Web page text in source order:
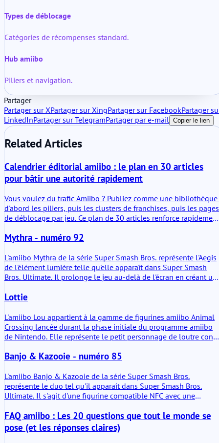
Types de déblocage
Catégories de récompenses standard.
Hub amiibo
Piliers et navigation.
Partager
Partager sur XPartager sur XingPartager sur FacebookPartager
LinkedInPartager sur TelegramPartager par e-mail Copier le lien
Related Articles
Calendrier éditorial amiibo : le plan en 30 articles
pour bâtir une autorité rapidement
Vous voulez du trafic Amiibo ? Publiez comme une bibliothèque
d'abord les piliers, puis les clusters de franchises, puis les pages
de déblocage par jeu. Ce plan de 30 articles renforce rapidement
Mythra - numéro 92
L'amiibo Mythra de la série Super Smash Bros. représente l'Aegis
de l'élément lumière telle qu'elle apparaît dans Super Smash
Bros. Ultimate. Il prolonge le jeu au-delà de l'écran en créant un
entraîné, stocké et transféré. La valeur ajoutée ne réside pas
figurine devient un partenaire CPU évolutif qui se développe en
fonction de l'interaction avec le joueur.
Lottie
L'amiibo Lou appartient à la gamme de figurines amiibo Animal
Crossing lancée durant la phase initiale du programme amiibo
de Nintendo. Elle représente le petit personnage de loutre
Designer. Comme les autres figurines de cette série, l'objet
consoles Nintendo compatibles, la figurine lie le personnage
aux systèmes de jeu et débloque de petits éléments de contenu
associé.
Banjo & Kazooie - numéro 85
L'amiibo Banjo & Kazooie de la série Super Smash Bros.
représente le duo tel qu'il apparaît dans Super Smash Bros.
Ultimate. Il s'agit d'une figurine compatible NFC avec une
qui peut sauvegarder et transférer des données de combattant
lorsqu'elle est utilisée dans un logiciel compatible. Pas
seulement décoratif. Il conserve la progression.
FAQ amiibo : Les 20 questions que tout le monde se
pose (et les réponses claires)